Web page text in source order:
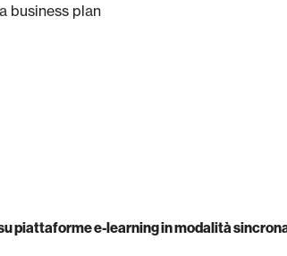
business plan
piattaforme e-learning in modalità